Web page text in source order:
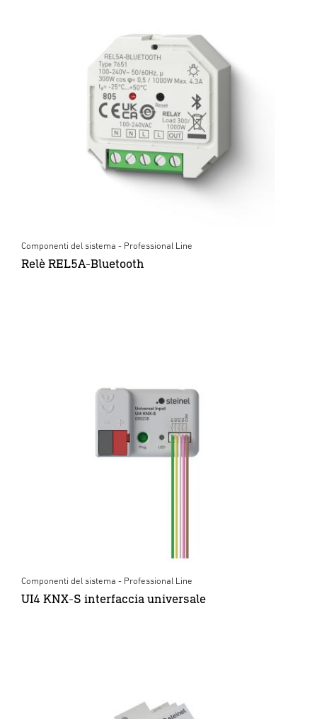
Componenti del sistema - Professional Line
Relè REL5A-Bluetooth
Componenti del sistema - Professional Line
UI4 KNX-S interfaccia universale